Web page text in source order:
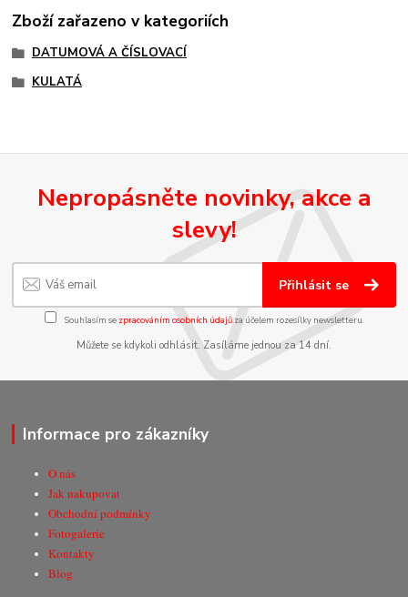
Zboží zařazeno v kategoriích
DATUMOVÁ A ČÍSLOVACÍ
KULATÁ
Nepropásněte novinky, akce a
slevy!
Přihlásit se
Souhlasím se zpracováním osobních údajůza účelem rozesílky newsletteru.
Můžete se kdykoli odhlásit. Zasíláme jednou za 14 dní.
Informace pro zákazníky
O nás
Jak nakupovat
Obchodní podmínky
Fotogalerie
Kontakty
Blog